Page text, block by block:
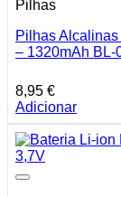
Pilhas
Pilhas
– 1320mAh BL-
8,95 €
Adicionar